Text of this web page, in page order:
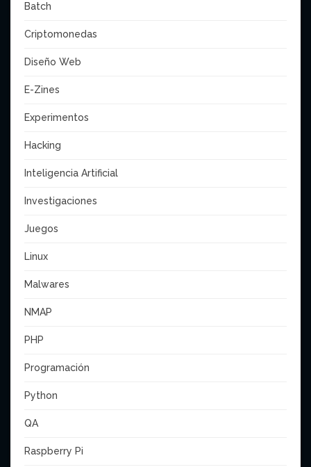
Batch
Criptomonedas
Diseño Web
E-Zines
Experimentos
Hacking
Inteligencia Artificial
Investigaciones
Juegos
Linux
Malwares
NMAP
PHP
Programación
Python
QA
Raspberry Pi